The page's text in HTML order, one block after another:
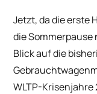
Jetzt, da die erste
die
Blick auf die
WLTP-Krisenjahre